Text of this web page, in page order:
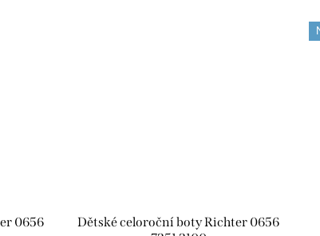
0656
Dětské celoroční boty Richter 0656